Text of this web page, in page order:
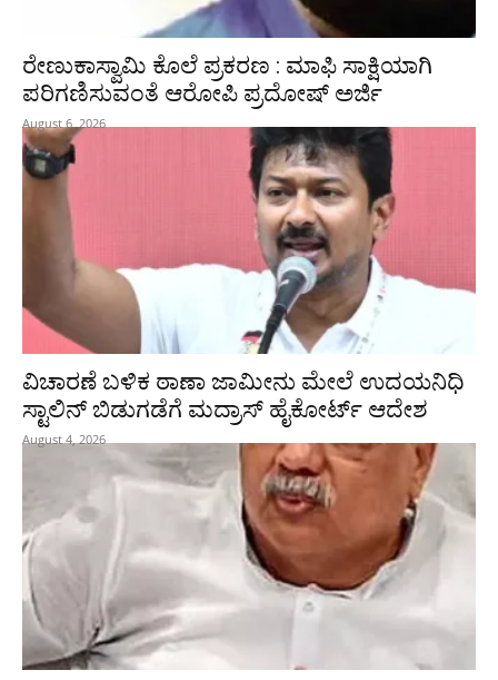
ರೇಣುಕಾಸ್ವಾಮಿ ಕೊಲೆ ಪ್ರಕರಣ : ಮಾಫಿ ಸಾಕ್ಷಿಯಾಗಿ
ಪರಿಗಣಿಸುವಂತೆ ಆರೋಪಿ ಪ್ರದೋಷ್‌ ಅರ್ಜಿ
August 6, 2026
ವಿಚಾರಣೆ ಬಳಿಕ ಠಾಣಾ ಜಾಮೀನು ಮೇಲೆ ಉದಯನಿಧಿ
ಸ್ಟಾಲಿನ್‌ ಬಿಡುಗಡೆಗೆ ಮದ್ರಾಸ್‌ ಹೈಕೋರ್ಟ್‌ ಆದೇಶ
August 4, 2026